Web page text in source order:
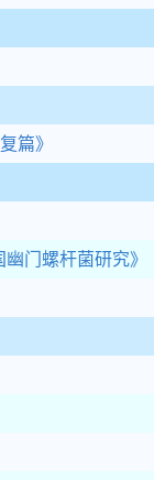
篇》
幽门螺杆菌研究》